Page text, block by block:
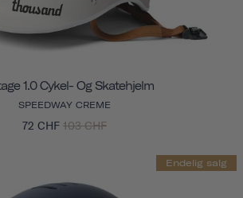
1.0 Cykel- Og Skatehjelm
SPEEDWAY CREME
72 CHF 103 CHF
Endelig salg